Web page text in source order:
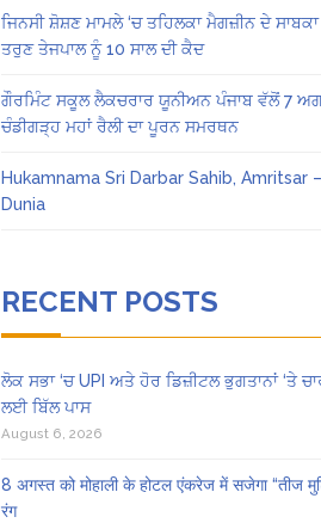
ਜਿਨਸੀ ਸ਼ੋਸ਼ਣ ਮਾਮਲੇ ‘ਚ ਤਹਿਲਕਾ ਮੈਗਜ਼ੀਨ ਦੇ
ਤਰੁਣ ਤੇਜਪਾਲ ਨੂੰ 10 ਸਾਲ ਦੀ ਕੈਦ
ਗੌਰਮਿੰਟ ਸਕੂਲ ਲੈਕਚਰਾਰ ਯੂਨੀਅਨ ਪੰਜਾਬ ਵੱਲੋਂ 7
ਚੰਡੀਗੜ੍ਹ ਮਹਾਂ ਰੈਲੀ ਦਾ ਪੂਰਨ ਸਮਰਥਨ
Hukamnama Sri Darbar Sahib, Amritsar
Dunia
RECENT POSTS
ਲੋਕ ਸਭਾ ‘ਚ UPI ਅਤੇ ਹੋਰ ਡਿਜ਼ੀਟਲ ਭੁਗਤਾਨਾਂ ‘ਤੇ
ਲਈ ਬਿੱਲ ਪਾਸ
August 6, 2026
8 अगस्त को मोहाली के होटल एंकरेज में सजेगा “तीज
रंग